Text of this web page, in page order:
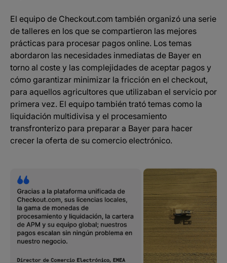
El equipo de Checkout.com también organizó una serie
de talleres en los que se compartieron las mejores
prácticas para procesar pagos online. Los temas
abordaron las necesidades inmediatas de Bayer en
torno al coste y las complejidades de aceptar pagos y
cómo garantizar minimizar la fricción en el checkout,
para aquellos agricultores que utilizaban el servicio por
primera vez. El equipo también trató temas como la
liquidación multidivisa y el procesamiento
transfronterizo para preparar a Bayer para hacer
crecer la oferta de su comercio electrónico.